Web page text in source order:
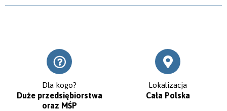
Dla kogo?
Duże przedsiębiorstwa
oraz MŚP
Lokalizacja
Cała Polska